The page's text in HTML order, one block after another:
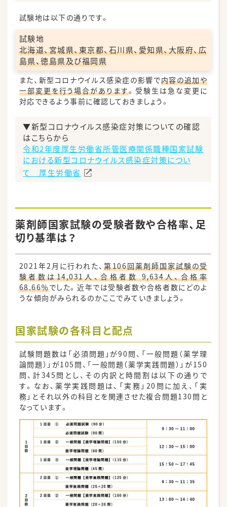
試験地は以下の通りです。
試験地
北海道、宮城県、東京都、石川県、愛知県、大阪府、広
島県、徳島県及び福岡県
また、新型コロナウイルス感染症の影響で内容の追加や
一部変更を行う場合があります。受験生は急な変更に
対応できるよう事前に確認しておきましょう。
▼新型コロナウイルス感染症対策についての確認
はこちらから
令和2年度厚生労働省所管医療関係職種国家試験
における新型コロナウイルス感染症対策につい
て 厚生労働省
薬剤師国家試験の受験者数や合格率、足
切り基準は？
2021年2月に行われた、第106回薬剤師国家試験の受
験者数は14,031人、合格者数 9,634人、合格率
68.66％でした。近年では受験者数や合格者数にどのよ
うな傾向がみられるのかここでみていきましょう。
国家試験の各科目と配点
試験問題数は「必須問題」が90問、「一般問題（薬学理
論問題）」が105問、「一般問題（薬学実践問題）」が150
問、計345問とし、その内訳と時間割は以下の通りで
す。なお、薬学実践問題は、「実務」20問に加え、「実
務」とそれ以外の科目とを関連させた複合問題130問と
なっています。